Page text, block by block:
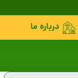
درباره ما